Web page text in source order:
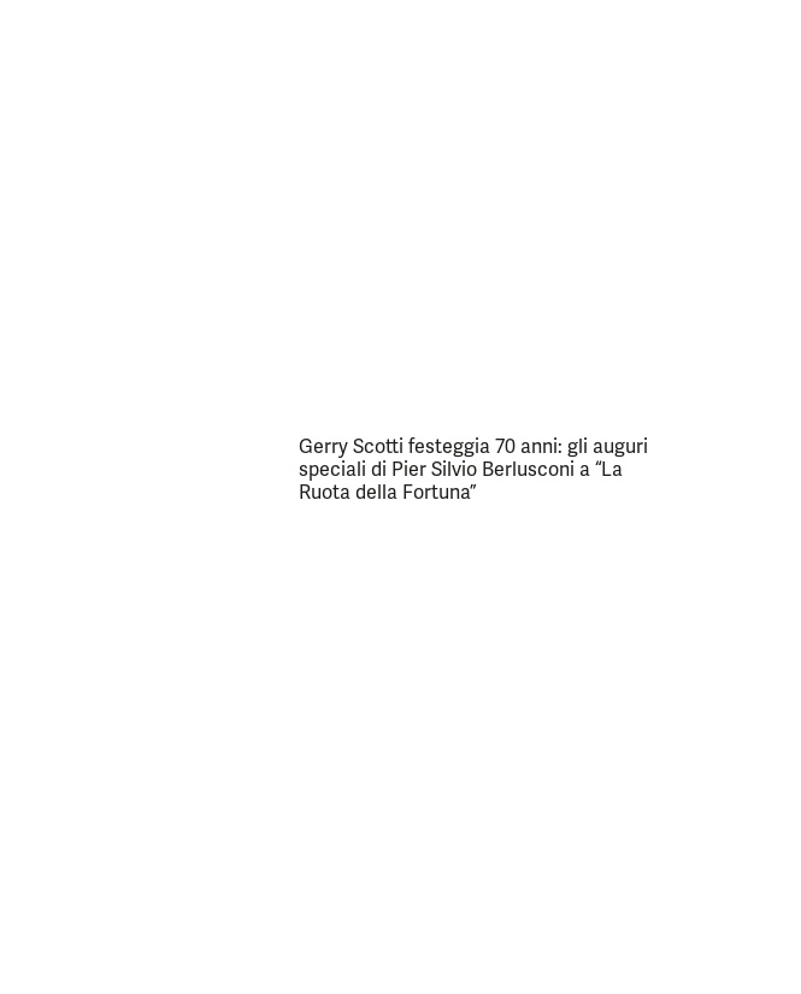
Gerry Scotti festeggia 70 anni: gli auguri
speciali di Pier Silvio Berlusconi a “La
Ruota della Fortuna”